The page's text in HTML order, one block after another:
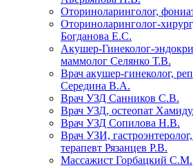
Оториноларинголог,
Оториноларинголог-
Богданова Е.С.
Акушер-Гинеколог-
маммолог Селянко Т.В.
Врач акушер-гинеколог,
Середина В.А.
Врач УЗД Санников С.В.
Врач УЗД, остеопат
Врач УЗД Сопилова Н.В.
Врач УЗИ,
терапевт Рязанцев Р.В.
Массажист Горбацкий С.М.